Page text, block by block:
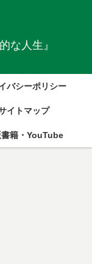
な人生』
バシーポリシー
イトマップ
書籍・YouTube